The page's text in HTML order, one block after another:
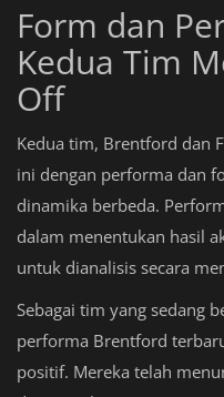
Form dan
Kedua Tim
Off
Kedua tim, Brentford dan
ini dengan performa dan
dinamika berbeda.
dalam menentukan hasil
untuk dianalisis secara
Sebagai tim yang sedang
performa Brentford
positif. Mereka telah